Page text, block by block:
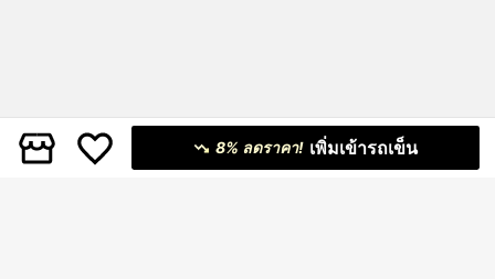
8% ลดราคา! เพิ่มเข้ารถเข็น